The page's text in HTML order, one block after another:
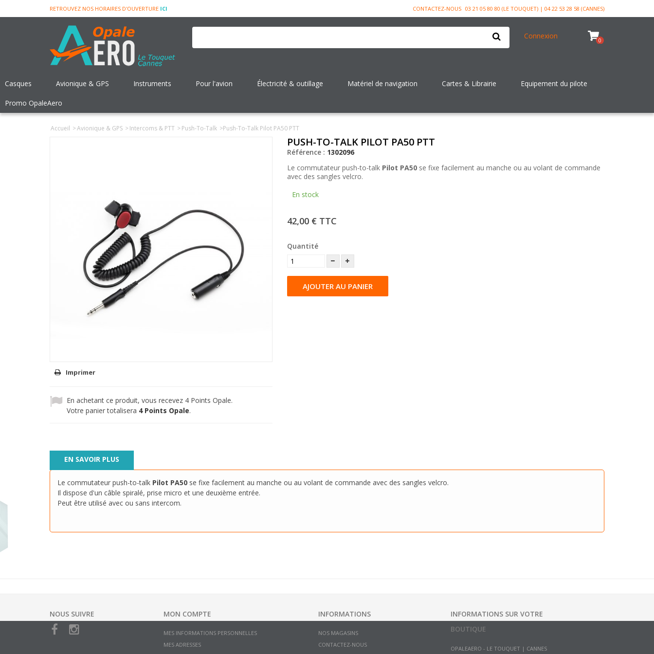
CONTACTEZ-NOUS 03 21 05 80 80 (LE TOUQUET) | 04 22 53 28 58 (CANNES)
RETROUVEZ NOS HORAIRES D'OUVERTURE ICI
Connexion 0
Casques Avionique & GPS Instruments Pour l'avion Électricité & outillage Matériel de navigation Cartes & Librairie Equipement du pilote
Promo OpaleAero
Accueil >Avionique & GPS >Intercoms & PTT >Push-To-Talk >Push-To-Talk Pilot PA50 PTT
Imprimer
En achetant ce produit, vous recevez 4 Points Opale.
Votre panier totalisera 4Points Opale.
PUSH-TO-TALK PILOT PA50 PTT
Référence : 1302096
Le commutateur push-to-talk Pilot PA50se fixe facilement au manche ou au volant de commande
avec des sangles velcro.
En stock
42,00 € TTC
Quantité
AJOUTER AU PANIER
EN SAVOIR PLUS
Le commutateur push-to-talk Pilot PA50 se fixe facilement au manche ou au volant de commande avec des sangles velcro.
Il dispose d'un câble spiralé, prise micro et une deuxième entrée.
Peut être utilisé avec ou sans intercom.
NOUS SUIVRE MON COMPTE
MES INFORMATIONS PERSONNELLES
MES ADRESSES
INFORMATIONS
NOS MAGASINS
CONTACTEZ-NOUS
INFORMATIONS SUR VOTRE
BOUTIQUE
OPALEAERO - LE TOUQUET | CANNES